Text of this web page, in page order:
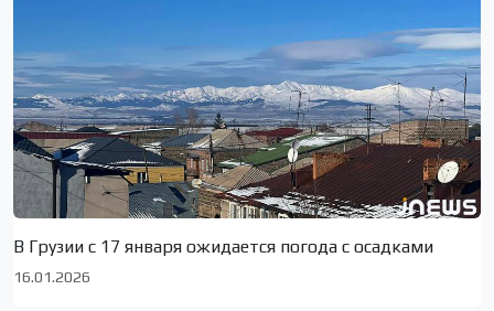
В Грузии с 17 января ожидается погода с осадками
16.01.2026